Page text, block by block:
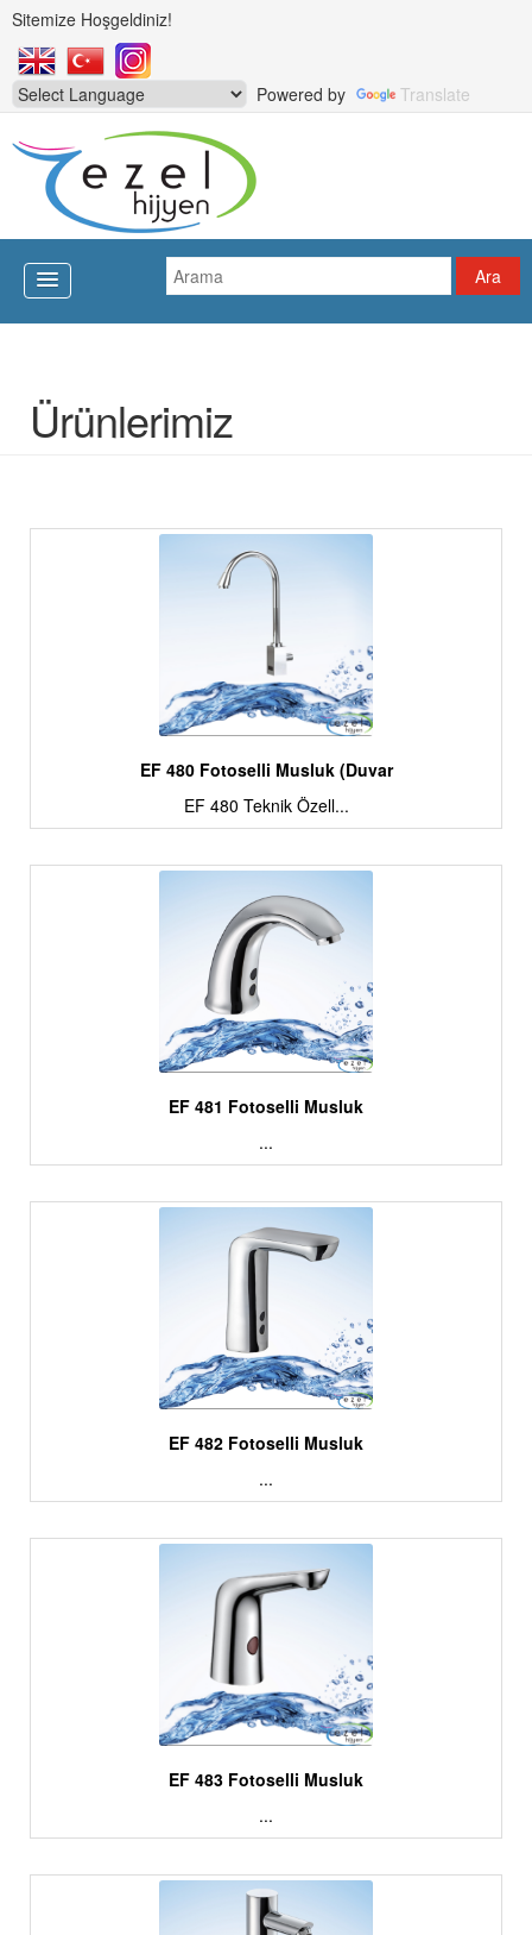
Sitemize Hoşgeldiniz!
Powered by Translate
Ürünlerimiz
EF 480 Fotoselli Musluk (Duvar
EF 480 Teknik Özell...
EF 481 Fotoselli Musluk
...
EF 482 Fotoselli Musluk
...
EF 483 Fotoselli Musluk
...